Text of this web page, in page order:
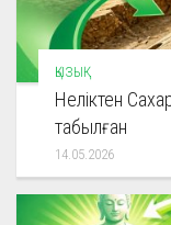
ҚЫЗЫҚ
Неліктен
табылған
14.05.2026